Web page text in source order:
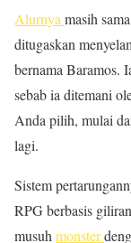
Alurnya masih
ditugaskan
bernama Baramos.
sebab ia ditemani
Anda pilih, mulai
lagi.
Sistem
RPG berbasis
musuh monster